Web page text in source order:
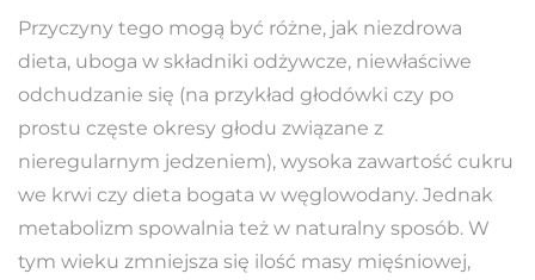
Przyczyny tego mogą być różne, jak niezdrowa
dieta, uboga w składniki odżywcze, niewłaściwe
odchudzanie się (na przykład głodówki czy po
prostu częste okresy głodu związane z
nieregularnym jedzeniem), wysoka zawartość cukru
we krwi czy dieta bogata w węglowodany. Jednak
metabolizm spowalnia też w naturalny sposób. W
tym wieku zmniejsza się ilość masy mięśniowej,